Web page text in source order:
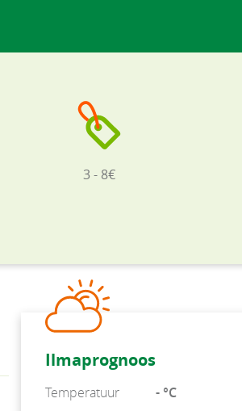
3 - 8€
Ilmaprognoos
Temperatuur
- °C